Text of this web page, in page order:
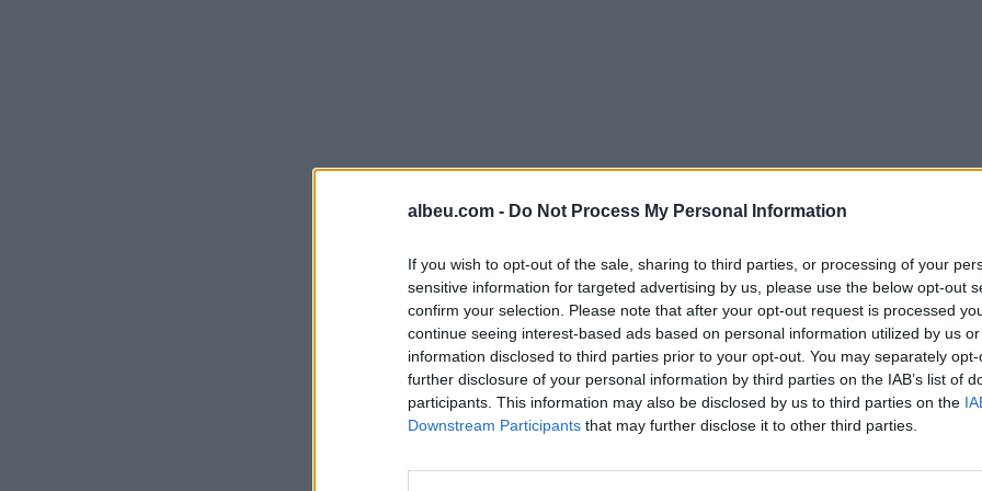
albeu.com - Do Not Process My Personal Information
If you wish to opt-out of the sale, sharing to third parties, or processing of your
sensitive information for targeted advertising by us, please use the below opt-out
confirm your selection. Please note that after your opt-out request is processed
continue seeing interest-based ads based on personal information utilized by us
information disclosed to third parties prior to your opt-out. You may separately
further disclosure of your personal information by third parties on the IAB’s list of
participants. This information may also be disclosed by us to third parties on the
Downstream Participants that may further disclose it to other third parties.